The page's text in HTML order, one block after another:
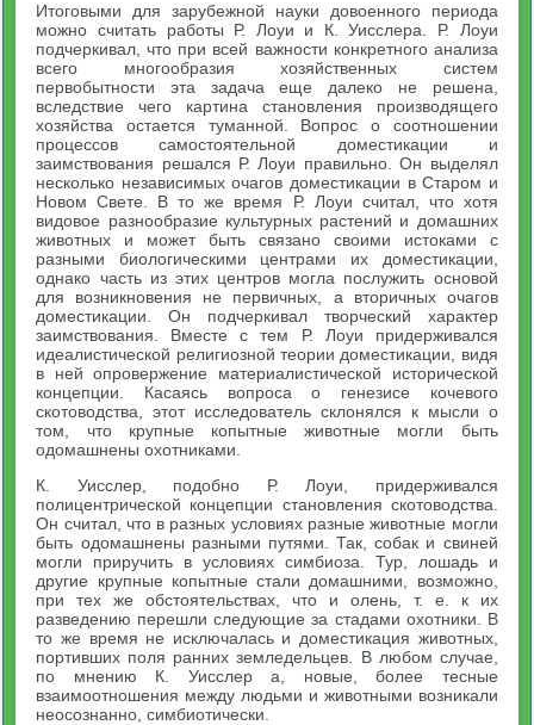
Итоговыми для зарубежной науки довоенного периода
можно считать работы Р. Лоуи и К. Уисслера. Р. Лоуи
подчеркивал, что при всей важности конкретного анализа
всего многообразия хозяйственных систем
первобытности эта задача еще далеко не решена,
вследствие чего картина становления производящего
хозяйства остается туманной. Вопрос о соотношении
процессов самостоятельной доместикации и
заимствования решался Р. Лоуи правильно. Он выделял
несколько независимых очагов доместикации в Старом и
Новом Свете. В то же время Р. Лоуи считал, что хотя
видовое разнообразие культурных растений и домашних
животных и может быть связано своими истоками с
разными биологическими центрами их доместикации,
однако часть из этих центров могла послужить основой
для возникновения не первичных, а вторичных очагов
доместикации. Он подчеркивал творческий характер
заимствования. Вместе с тем Р. Лоуи придерживался
идеалистической религиозной теории доместикации, видя
в ней опровержение материалистической исторической
концепции. Касаясь вопроса о генезисе кочевого
скотоводства, этот исследователь склонялся к мысли о
том, что крупные копытные животные могли быть
одомашнены охотниками.
К. Уисслер, подобно Р. Лоуи, придерживался
полицентрической концепции становления скотоводства.
Он считал, что в разных условиях разные животные могли
быть одомашнены разными путями. Так, собак и свиней
могли приручить в условиях симбиоза. Тур, лошадь и
другие крупные копытные стали домашними, возможно,
при тех же обстоятельствах, что и олень, т. е. к их
разведению перешли следующие за стадами охотники. В
то же время не исключалась и доместикация животных,
портивших поля ранних земледельцев. В любом случае,
по мнению К. Уисслер а, новые, более тесные
взаимоотношения между людьми и животными возникали
неосознанно, симбиотически.